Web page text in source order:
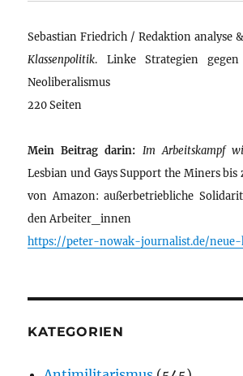
Sebastian Friedrich / Redaktion analyse
Klassenpolitik. Linke Strategien gegen
Neoliberalismus
220 Seiten
Mein Beitrag darin: Im Arbeitskampf
Lesbian und Gays Support the Miners
von Amazon: außerbetriebliche
den Arbeiter_innen
https://peter-nowak-journalist.de/
KATEGORIEN